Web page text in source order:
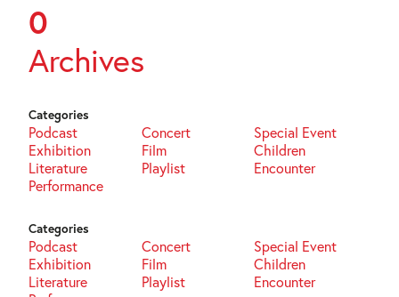
FR
0
Archives
Categories
Podcast Concert
Special Event
Exhibition
Film
Children
Literature
Playlist
Encounter
Performance
Categories
Podcast Concert
Special Event
Exhibition
Film
Children
Literature
Playlist
Encounter